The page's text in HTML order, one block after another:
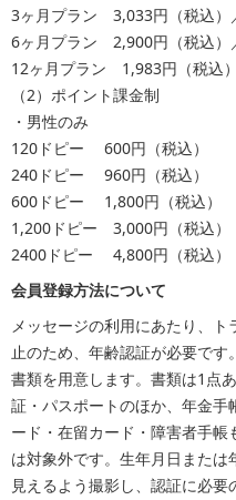
3ヶ月プラン 3,033円（税込）
6ヶ月プラン 2,900円（税込）
12ヶ月プラン 1,983円（税込
（2）ポイント課金制
・男性のみ
120ドピー 600円（税込）
240ドピー 960円（税込）
600ドピー 1,800円（税込）
1,200ドピー 3,000円（税込）
2400ドピー 4,800円（税込）
会員登録方法について
メッセージの利用にあたり、
止のため、年齢認証が必要です
書類を用意します。書類は1点
証・パスポートのほか、年金手
ード・在留カード・障害者手
は対象外です。生年月日また
見えるよう撮影し、認証に必